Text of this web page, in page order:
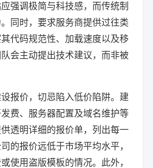
强调极简与科技感，而传统制
同时，要求服务商提供过往类
代码规范性、加载速度以及移
会主动提出技术建议，而非被
报价，切忌陷入低价陷阱。建
费、服务器配置及域名维护等
透明详细的报价单，列出每一
的报价远低于市场平均水平，
使用盗版模板的情况。此外，